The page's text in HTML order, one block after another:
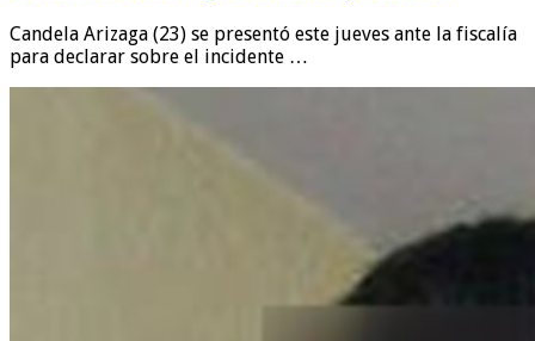
Candela Arizaga (23) se presentó este jueves ante la fiscalía
para declarar sobre el incidente …